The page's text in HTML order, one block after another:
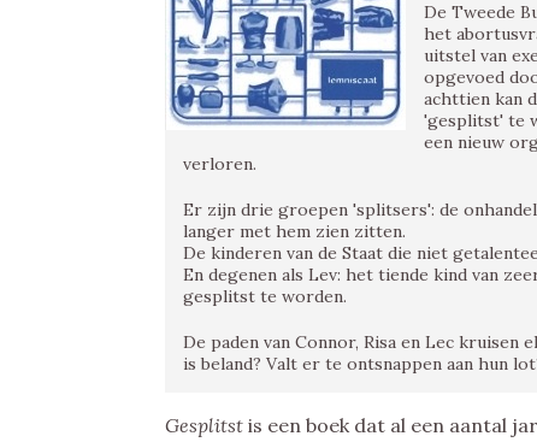
De Tweede
het
uitstel van
opgevoed
achttien kan
'gesplitst' te
een nieuw
verloren.
Er zijn drie groepen 'splitsers': de
langer met hem zien zitten.
De kinderen van de Staat die niet
En degenen als Lev: het tiende kind van
gesplitst te worden.
De paden van Connor, Risa en Lec
is beland? Valt er te ontsnappen aan hun
Gesplitst is een boek dat al een aantal